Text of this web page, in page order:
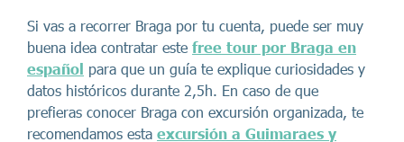
Si vas a recorrer Braga por tu cuenta, puede ser muy
buena idea contratar este free tour por Braga en
español para que un guía te explique curiosidades y
datos históricos durante 2,5h. En caso de que
prefieras conocer Braga con excursión organizada, te
recomendamos esta excursión a Guimaraes y